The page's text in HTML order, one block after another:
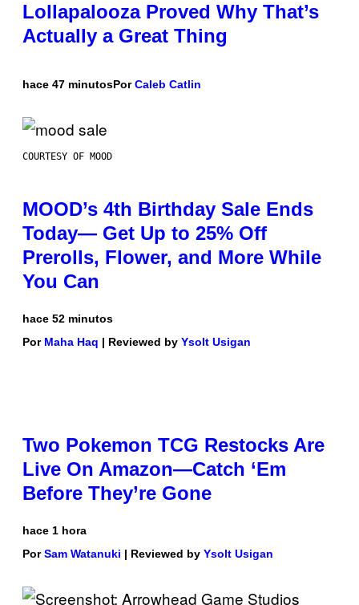
Lollapalooza Proved Why That’s
Actually a Great Thing
hace 47 minutosPorCaleb Catlin
COURTESY OF MOOD
MOOD’s 4th Birthday Sale Ends
Today— Get Up to 25% Off
Prerolls, Flower, and More While
You Can
hace 52 minutos
Por Maha Haq | Reviewed by Ysolt Usigan
Two Pokemon TCG Restocks Are
Live On Amazon—Catch ‘Em
Before They’re Gone
hace 1 hora
PorSam Watanuki | Reviewed by Ysolt Usigan